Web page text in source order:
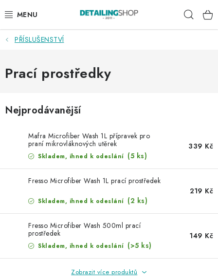
na
AKCE
NOVINKY
INTERIÉR
PŘÍSLUŠENSTVÍ
DÁRKOVÉ SADY A POUKAZY
KONTAKTY
PRODÁVANÉ ZNAČKY
PŘÍSLUŠENSTVÍ
Prací prostředky
Nejprodávanější
Mafra Microfiber Wash 1L přípravek pro
praní mikrovláknových utěrek
Skladem, ihned k odeslání (5 ks)
339 Kč
Fresso Microfiber Wash 1L prací prostředek
Skladem, ihned k odeslání (2 ks)
219 Kč
Fresso Microfiber Wash 500ml prací
prostředek
Skladem, ihned k odeslání (>5 ks)
149 Kč
Zobrazit více produktů